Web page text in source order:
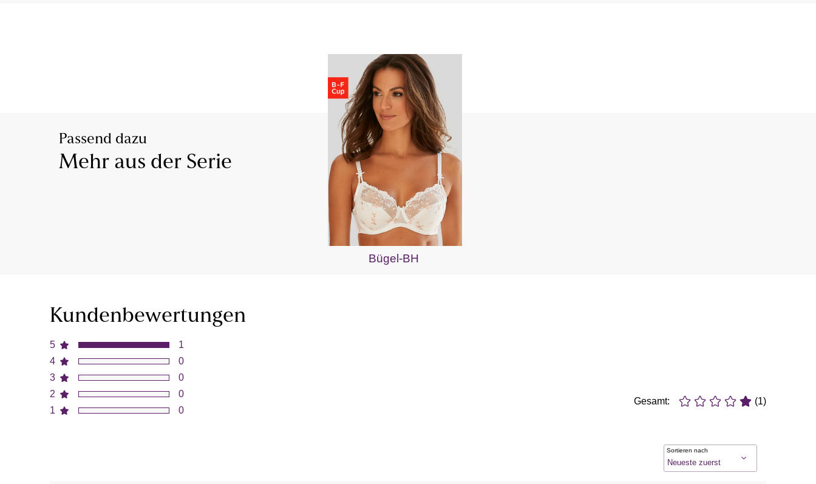
Passend dazu
Mehr aus der Serie
Bügel-BH
Kundenbewertungen
5
4
3
2
1
1
0
0
0
0
Gesamt: (1)
Sortieren nach